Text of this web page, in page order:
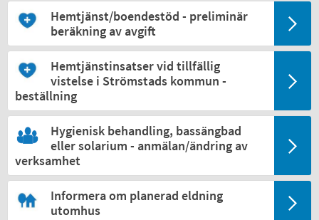
Hemtjänst/boendestöd - preliminär
beräkning av avgift
Hemtjänstinsatser vid tillfällig
vistelse i Strömstads kommun -
beställning
Hygienisk behandling, bassängbad
eller solarium - anmälan/ändring av
verksamhet
Informera om planerad eldning
utomhus